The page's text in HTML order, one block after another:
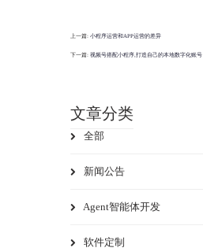
上一篇: 小程序运营和APP运营的差异
下一篇: 视频号搭配小程序,打造自己的本地数字化账号
文章分类
全部
新闻公告
Agent智能体开发
软件定制